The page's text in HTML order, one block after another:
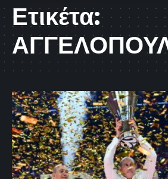
Ετικέτα: